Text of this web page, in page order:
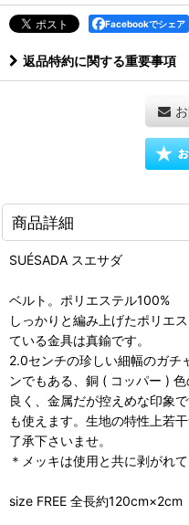
Facebookでシェア
返品特約に関する重要事項
商品詳細
SUÉSADA スエサダ
ベルト。ポリエステル100%
しっかりと編み上げたポリエ
ている金具は真鍮です。
2.0センチの珍しい細幅のガチ
ンでもある、銅 ( コッパー )
良く、金属だが控えめな印象
も使えます。生地の特性上若
了承下さいませ。
＊メッキは使用と共に剥がれ
size FREE 全長約120cm×2cm